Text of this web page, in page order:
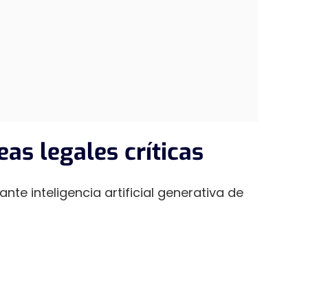
legales críticas
inteligencia artificial generativa de